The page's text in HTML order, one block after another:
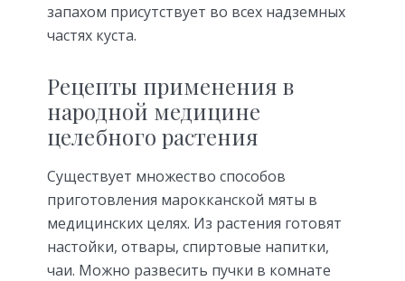
запахом присутствует во всех надземных
частях куста.
Рецепты применения в
народной медицине
целебного растения
Существует множество способов
приготовления марокканской мяты в
медицинских целях. Из растения готовят
настойки, отвары, спиртовые напитки,
чаи. Можно развесить пучки в комнате